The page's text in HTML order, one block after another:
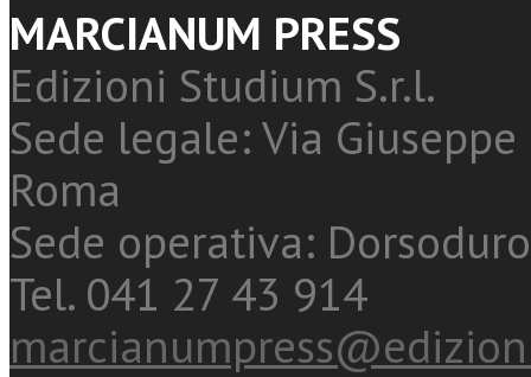
MARCIANUM PRESS
Edizioni Studium S.r.l.
Sede legale: Via
Roma
Sede operativa:
Tel. 041 27 43 914